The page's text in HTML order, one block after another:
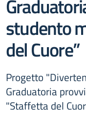
studento
del Cuore”
Progetto
Graduatoria
"Staffetta del